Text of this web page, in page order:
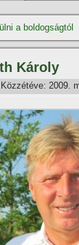
a boldogságtól
Károly
Közzétéve: 2009.